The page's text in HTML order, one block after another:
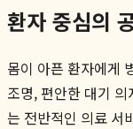
환자 중심의
몸이 아픈 환자에게
조명, 편안한 대기
는 전반적인 의료 서